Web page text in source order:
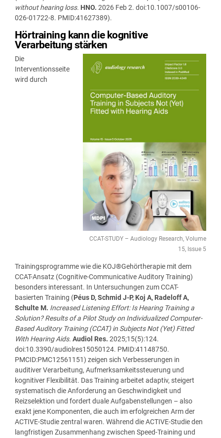
without hearing loss. HNO. 2026 Feb 2. doi:10.1007/s00106-
026-01722-8. PMID:41627389).
Hörtraining kann die kognitive
Verarbeitung stärken
CCAT-STUDY – Audiology Research, Volume
15, Issue 5
Die
Interventionsseite
wird durch
Trainingsprogramme wie die KOJ®Gehörtherapie mit dem
CCAT-Ansatz (Cognitive-Communicative Auditory Training)
besonders interessant. In Untersuchungen zum CCAT-
basierten Training (Péus D, Schmid J-P, Koj A, Radeloff A,
Schulte M. Increased Listening Effort: Is Hearing Training a
Solution? Results of a Pilot Study on Individualized Computer-
Based Auditory Training (CCAT) in Subjects Not (Yet) Fitted
With Hearing Aids. Audiol Res. 2025;15(5):124.
doi:10.3390/audiolres15050124. PMID:41148750.
PMCID:PMC12561151) zeigen sich Verbesserungen in
auditiver Verarbeitung, Aufmerksamkeitssteuerung und
kognitiver Flexibilität. Das Training arbeitet adaptiv, steigert
systematisch die Anforderung an Geschwindigkeit und
Reizselektion und fordert duale Aufgabenstellungen – also
exakt jene Komponenten, die auch im erfolgreichen Arm der
ACTIVE-Studie zentral waren. Während die ACTIVE-Studie den
langfristigen Zusammenhang zwischen Speed-Training und